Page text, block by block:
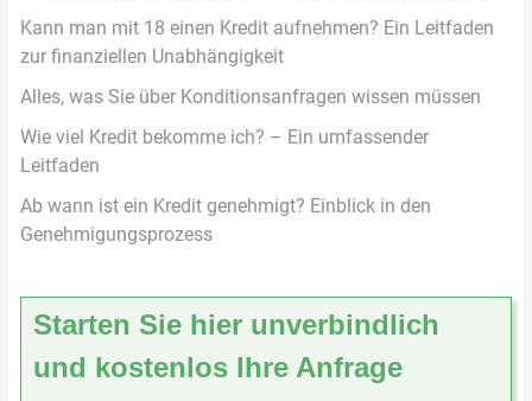
Kann man mit 18 einen Kredit aufnehmen? Ein Leitfaden
zur finanziellen Unabhängigkeit
Alles, was Sie über Konditionsanfragen wissen müssen
Wie viel Kredit bekomme ich? – Ein umfassender
Leitfaden
Ab wann ist ein Kredit genehmigt? Einblick in den
Genehmigungsprozess
Starten Sie hier unverbindlich
und kostenlos Ihre Anfrage